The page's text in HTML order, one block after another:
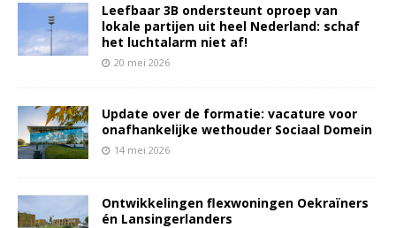
Leefbaar 3B ondersteunt oproep van
lokale partijen uit heel Nederland: schaf
het luchtalarm niet af!
20 mei 2026
Update over de formatie: vacature voor
onafhankelijke wethouder Sociaal Domein
14 mei 2026
Ontwikkelingen flexwoningen Oekraïners
én Lansingerlanders